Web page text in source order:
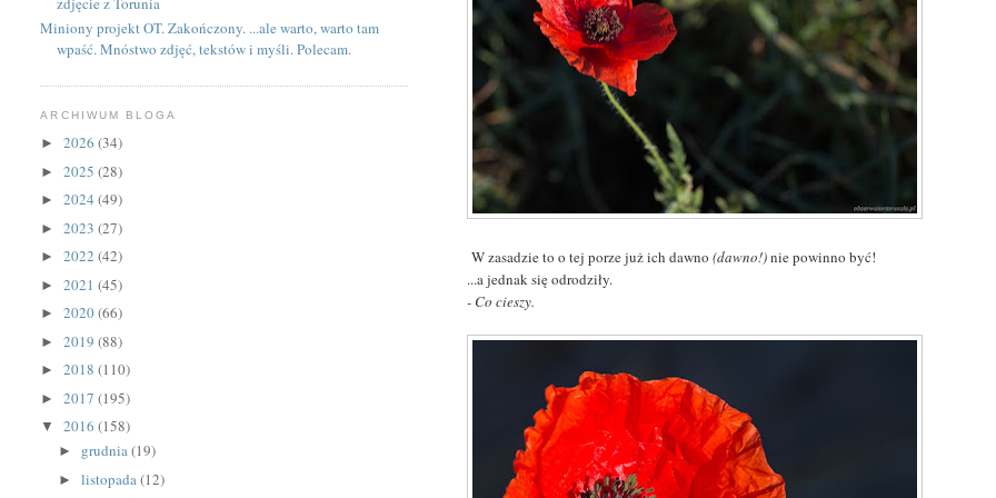
W zasadzie to o tej porze już ich dawno (dawno!)nie powinno być!
...a jednak się odrodziły.
- Co cieszy.
Miniony projekt OT. Zakończony. ...ale warto, warto tam
wpaść. Mnóstwo zdjęć, tekstów i myśli. Polecam.
ARCHIWUM BLOGA
►2026(34)
►2025(28)
►2024(49)
►2023(27)
►2022(42)
►2021(45)
►2020(66)
►2019(88)
►2018(110)
►2017(195)
▼2016(158)
► grudnia(19)
►listopada(12)